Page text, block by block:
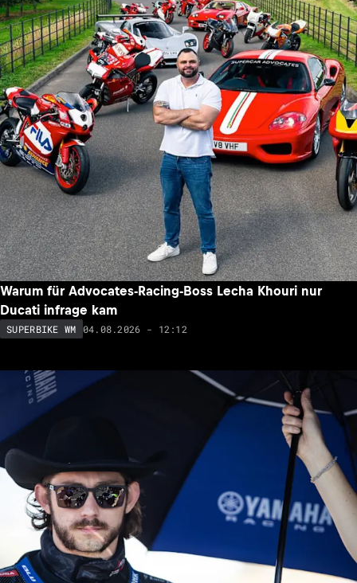
Warum für Advocates-Racing-Boss Lecha Khouri nur
Ducati infrage kam
SUPERBIKE WM 04.08.2026 - 12:12